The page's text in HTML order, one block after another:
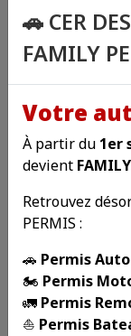
ANPER
Association
La Sécurité
La Sécurité
Le permis
Le Permis à 1
🚗 CER
FAMILY
Votre
À partir du 1er
devient
Retrouvez
PERMIS :
🚗 Permis Auto
🏍️ Permis
🚛 Permis
⛵ Permis